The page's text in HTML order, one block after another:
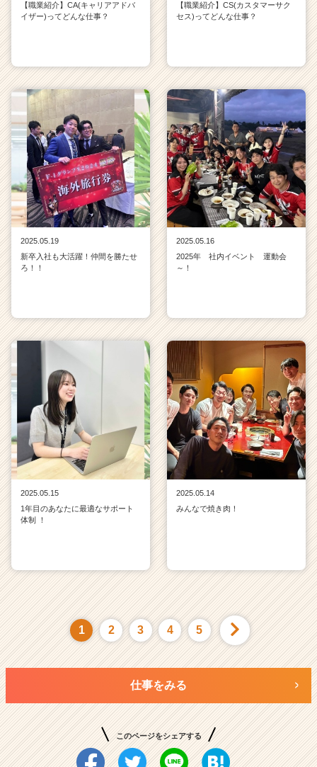
【職業紹介】CA(キャリアアドバ
イザー)ってどんな仕事？
【職業紹介】CS(カスタマーサク
セス)ってどんな仕事？
2025.05.19
新卒入社も大活躍！仲間を勝たせ
ろ！！
2025.05.16
2025年 社内イベント 運動会
～！
2025.05.15
1年目のあなたに最適なサポート
体制 ！
2025.05.14
みんなで焼き肉！
1 2 3 4 5
仕事をみる
このページをシェアする